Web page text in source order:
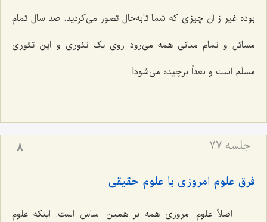
بوده غیر از آن چیزی که شما تابه‌حال تصور می‌کردید. صد سال تمام
مسائل و تمام مبانی همه می‌رود روی یک تئوری و این تئوری
مسلّم است و بعداً برچیده می‌شود!
جلسه ۷۷ 8
فرق علوم امروزی با علوم حقیقی
اصلاً علوم امروزی همه بر همین اساس است. اینکه علوم